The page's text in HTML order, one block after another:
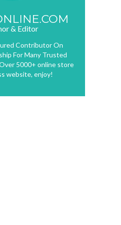
& Editor
Contributor On
For Many Trusted
5000+ online store
website, enjoy!